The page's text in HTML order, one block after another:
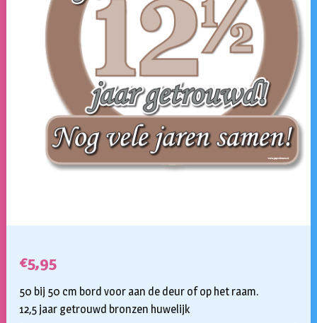
€5,95
50 bij 50 cm bord voor aan de deur of op het raam.
12,5 jaar getrouwd bronzen huwelijk